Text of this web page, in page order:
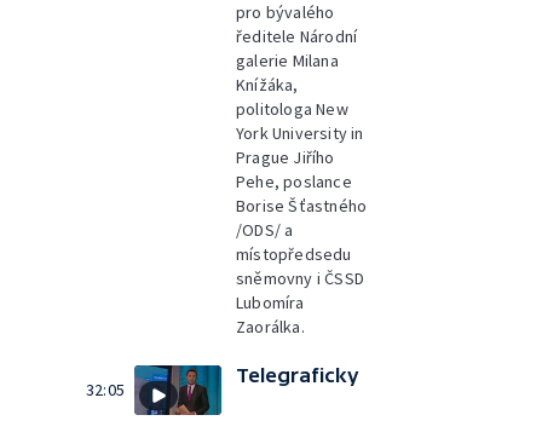
pro bývalého
ředitele Národní
galerie Milana
Knížáka,
politologa New
York University in
Prague Jiřího
Pehe, poslance
Borise Šťastného
/ODS/ a
místopředsedu
sněmovny i ČSSD
Lubomíra
Zaorálka.
32:05
Telegraficky